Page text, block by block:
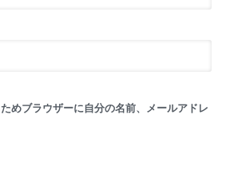
めブラウザーに自分の名前、メールアドレ